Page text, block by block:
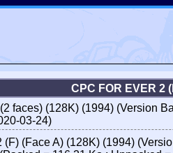
CPC FOR EVER 2
faces) (128K) (1994) (Version
03-24)
(F) (Face A) (128K) (1994)